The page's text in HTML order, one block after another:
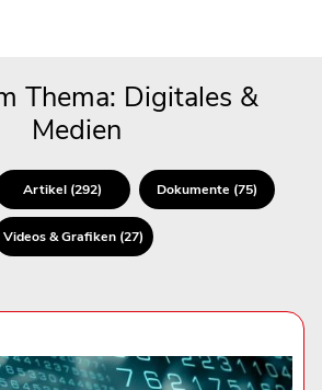
Thema: Digitales &
Medien
Artikel (292) Dokumente (75)
Videos & Grafiken (27)